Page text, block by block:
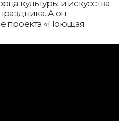
культуры и искусства
А он
проекта «Поющая